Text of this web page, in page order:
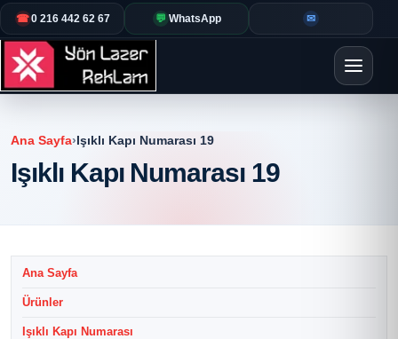
☎0 216 442 62 67 💬 WhatsApp ✉
Ana Sayfa›Işıklı Kapı Numarası 19
Işıklı Kapı Numarası 19
Ana Sayfa
Ürünler
Işıklı Kapı Numarası